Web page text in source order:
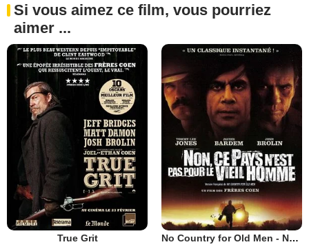
Si vous aimez ce film, vous pourriez
aimer ...
True Grit No Country for Old Men - Non, ce pays n'est pas pour le vieil homme